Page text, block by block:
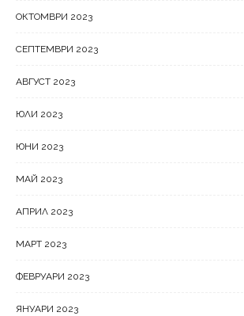
ОКТОМВРИ 2023
СЕПТЕМВРИ 2023
АВГУСТ 2023
ЮЛИ 2023
ЮНИ 2023
МАЙ 2023
АПРИЛ 2023
МАРТ 2023
ФЕВРУАРИ 2023
ЯНУАРИ 2023